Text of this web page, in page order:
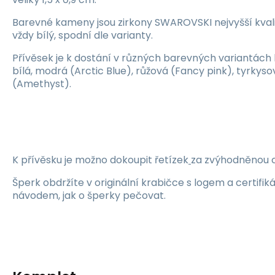
Barevné kameny jsou zirkony SWAROVSKI nejvyšší
vždy bílý, spodní dle varianty.
Přívěsek je k dostání v různých barevných
bílá, modrá (Arctic Blue), růžová (Fancy pink),
(Amethyst).
K přívěsku je možno dokoupit řetízek za zvýhodněnou
Šperk obdržíte v originální krabičce s logem a
návodem, jak o šperky pečovat.